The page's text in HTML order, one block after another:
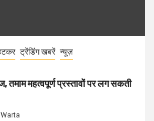
ट्रेंडिंग खबरें न्यूज़
महत्वपूर्ण प्रस्तावों पर लग सकती